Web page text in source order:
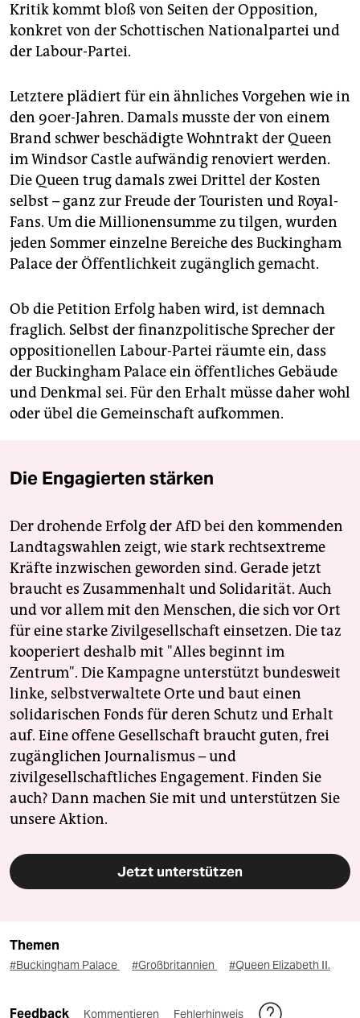
Kritik kommt bloß von Seiten der Opposition,
konkret von der Schottischen Nationalpartei und
der Labour-Partei.
Letztere plädiert für ein ähnliches Vorgehen wie in
den 90er-Jahren. Damals musste der von einem
Brand schwer beschädigte Wohntrakt der Queen
im Windsor Castle aufwändig renoviert werden.
Die Queen trug damals zwei Drittel der Kosten
selbst – ganz zur Freude der Touristen und Royal-
Fans. Um die Millionensumme zu tilgen, wurden
jeden Sommer einzelne Bereiche des Buckingham
Palace der Öffentlichkeit zugänglich gemacht.
Ob die Petition Erfolg haben wird, ist demnach
fraglich. Selbst der finanzpolitische Sprecher der
oppositionellen Labour-Partei räumte ein, dass
der Buckingham Palace ein öffentliches Gebäude
und Denkmal sei. Für den Erhalt müsse daher wohl
oder übel die Gemeinschaft aufkommen.
Die Engagierten stärken
Der drohende Erfolg der AfD bei den kommenden
Landtagswahlen zeigt, wie stark rechtsextreme
Kräfte inzwischen geworden sind. Gerade jetzt
braucht es Zusammenhalt und Solidarität. Auch
und vor allem mit den Menschen, die sich vor Ort
für eine starke Zivilgesellschaft einsetzen. Die taz
kooperiert deshalb mit "Alles beginnt im
Zentrum". Die Kampagne unterstützt bundesweit
linke, selbstverwaltete Orte und baut einen
solidarischen Fonds für deren Schutz und Erhalt
auf. Eine offene Gesellschaft braucht guten, frei
zugänglichen Journalismus – und
zivilgesellschaftliches Engagement. Finden Sie
auch? Dann machen Sie mit und unterstützen Sie
unsere Aktion.
Jetzt unterstützen
Themen
#Buckingham Palace #Großbritannien #Queen Elizabeth II.
Feedback Kommentieren Fehlerhinweis